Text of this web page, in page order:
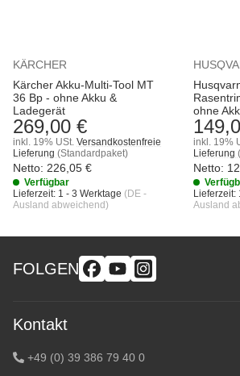
KÄRCHER
Kärcher Akku-Multi-Tool MT
36 Bp - ohne Akku &
Ladegerät
269,00 €
inkl. 19% USt. Versandkostenfreie
Lieferung (Standardpaket)
Netto: 226,05 €
Verfügbar
Lieferzeit: 1 - 3 Werktage (DE -
Ausland abweichend)
ohne
inkl. 19%
Lieferung
Netto:
Lieferzeit:
Ausland
FOLGEN
Kontakt
+49 (0) 39 386 79 40 0